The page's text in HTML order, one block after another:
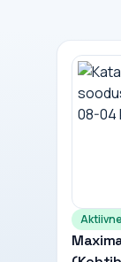
Aktiivne